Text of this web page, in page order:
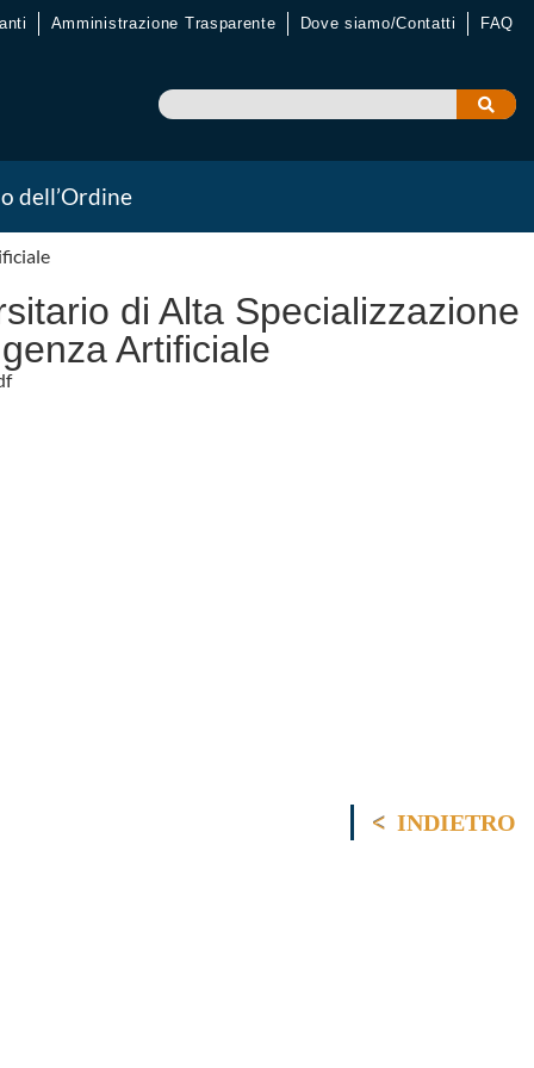
Amministrazione Trasparente Dove siamo/Contatti FAQ
dell’Ordine
di Alta Specializzazione
Artificiale
INDIETRO